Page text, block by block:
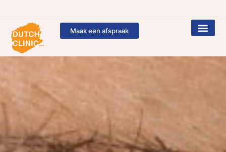
Maak een afspraak